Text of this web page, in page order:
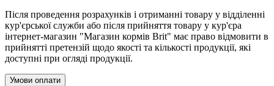
Після проведення розрахунків і отриманні товару у відділенні
кур'єрської служби або після прийняття товару у кур'єра
інтернет-магазин "Магазин кормів Brit" має право відмовити в
прийнятті претензій щодо якості та кількості продукції, які
доступні при огляді продукції.
Умови оплати